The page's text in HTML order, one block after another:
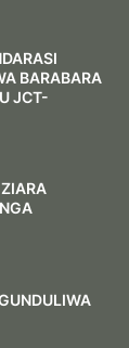
BARABARA
JCT-